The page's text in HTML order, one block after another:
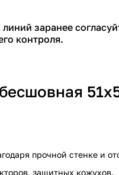
заранее
контроля.
прочной стенке и
защитных кожухов.